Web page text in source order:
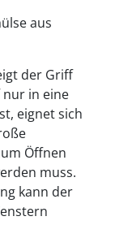
aus
der Griff
in eine
eignet sich
Öffnen
muss.
kann der